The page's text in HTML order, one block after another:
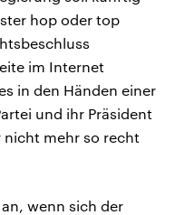
hop oder top
im Internet
in den Händen einer
und ihr Präsident
nicht mehr so recht
wenn sich der